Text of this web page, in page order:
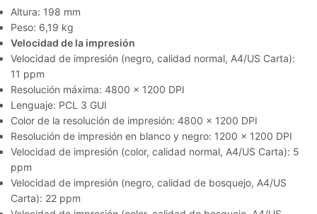
Altura: 198 mm
Peso: 6,19 kg
Velocidad de la impresión
Velocidad de impresión (negro, calidad normal, A4/US Carta):
11 ppm
Resolución máxima: 4800 x 1200 DPI
Lenguaje: PCL 3 GUI
Color de la resolución de impresión: 4800 x 1200 DPI
Resolución de impresión en blanco y negro: 1200 x 1200 DPI
Velocidad de impresión (color, calidad normal, A4/US Carta): 5
ppm
Velocidad de impresión (negro, calidad de bosquejo, A4/US
Carta): 22 ppm